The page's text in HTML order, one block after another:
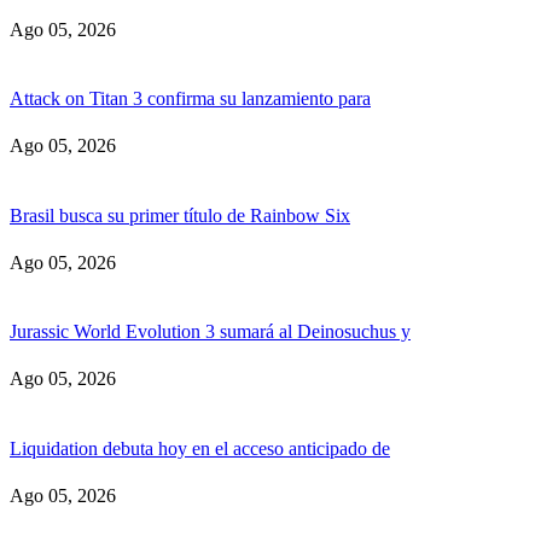
Ago 05, 2026
Attack on Titan 3 confirma su lanzamiento para
Ago 05, 2026
Brasil busca su primer título de Rainbow Six
Ago 05, 2026
Jurassic World Evolution 3 sumará al Deinosuchus y
Ago 05, 2026
Liquidation debuta hoy en el acceso anticipado de
Ago 05, 2026